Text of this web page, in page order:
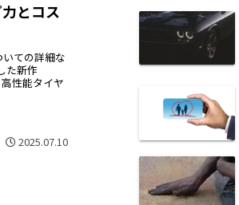
とコス
ての詳細な
た新作
高性能タイヤ
2025.07.10